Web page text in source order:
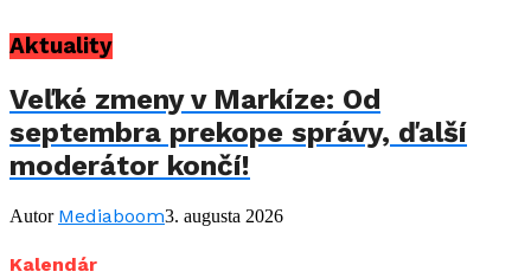
Aktuality
Veľké zmeny v Markíze: Od
septembra prekope správy, ďalší
moderátor končí!
Autor Mediaboom3. augusta 2026
Kalendár